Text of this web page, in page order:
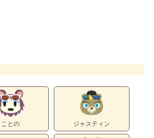
ことの ジャスティン